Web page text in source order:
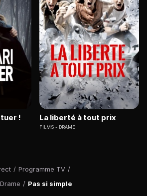
/ Programme TV /
Drame / Pas si simple
! La liberté à tout prix
FILMS DRAME